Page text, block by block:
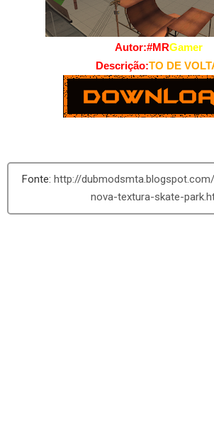
Autor:#MRGamer
Descrição:TO DE
http://
nova-textura-skate-